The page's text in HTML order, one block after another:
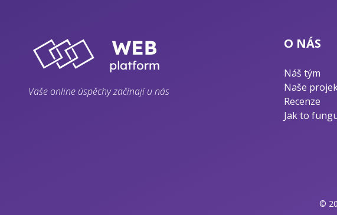
Vaše online úspěchy začínají u nás
O NÁS
Náš tým
Naše
Recenze
Jak to
©